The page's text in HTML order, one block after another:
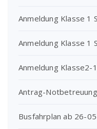
Anmeldung Klasse 1
Anmeldung Klasse 1
Anmeldung Klasse2-
Antrag-Notbetreuung
Busfahrplan ab 26-